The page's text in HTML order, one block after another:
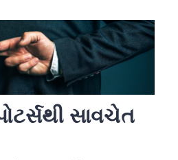
સાવચેત